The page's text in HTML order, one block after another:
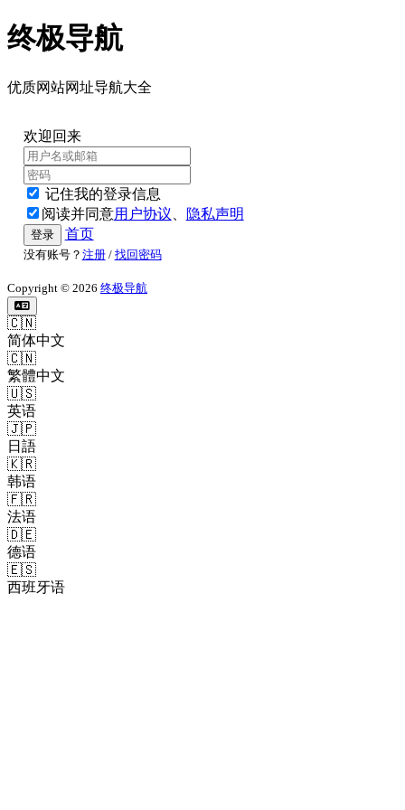
终极导航
优质网站网址导航大全
欢迎回来
记住我的登录信息
阅读并同意用户协议 、 隐私声明
登录 首页
没有账号？ 注册/ 找回密码
Copyright © 2026 终极导航
🇨🇳
简体中文
🇨🇳
繁體中文
🇺🇸
英语
🇯🇵
日語
🇰🇷
韩语
🇫🇷
法语
🇩🇪
德语
🇪🇸
西班牙语